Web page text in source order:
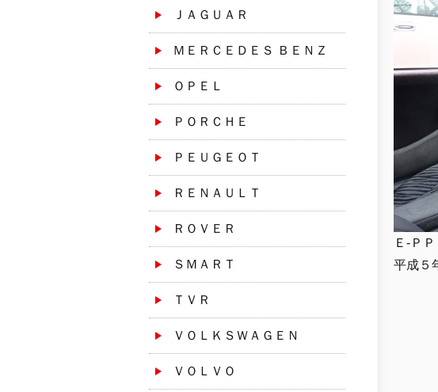
ＪＡＧＵＡＲ
ＭＥＲＣＥＤＥＳ ＢＥＮＺ
ＯＰＥＬ
ＰＯＲＣＨＥ
ＰＥＵＧＥＯＴ
ＲＥＮＡＵＬＴ
ＲＯＶＥＲ
ＳＭＡＲＴ
ＴＶＲ
ＶＯＬＫＳＷＡＧＥＮ
ＶＯＬＶＯ
Ｅ-ＰＰ
平成５